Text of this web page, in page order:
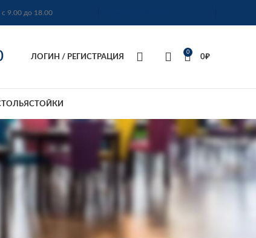
9.00 до 18.00
ЛОГИН / РЕГИСТРАЦИЯ
0
0₽
СТОЙКИ